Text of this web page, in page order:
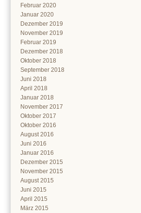
Februar 2020
Januar 2020
Dezember 2019
November 2019
Februar 2019
Dezember 2018
Oktober 2018
September 2018
Juni 2018
April 2018
Januar 2018
November 2017
Oktober 2017
Oktober 2016
August 2016
Juni 2016
Januar 2016
Dezember 2015
November 2015
August 2015
Juni 2015
April 2015
März 2015